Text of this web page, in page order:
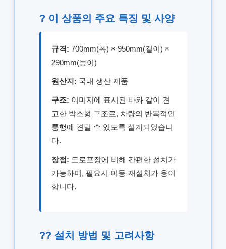
? 이 상품의 주요 특징 및 사양
규격: 700mm(폭) × 950mm(길이) ×
290mm(높이)
원산지: 국내 생산 제품
구조: 이미지에 표시된 바와 같이 견
고한 박스형 구조로, 차량의 반복적인
통행에 견딜 수 있도록 설계되었습니
다.
장점: 도로포장에 비해 간편한 설치가
가능하며, 필요시 이동·재설치가 용이
합니다.
?? 설치 방법 및 고려사항